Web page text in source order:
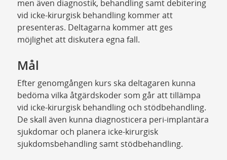
men även diagnostik, behandling samt debitering
vid icke-kirurgisk behandling kommer att
presenteras. Deltagarna kommer att ges
möjlighet att diskutera egna fall.
Mål
Efter genomgången kurs ska deltagaren kunna
bedöma vilka åtgärdskoder som går att tillämpa
vid icke-kirurgisk behandling och stödbehandling.
De skall även kunna diagnosticera peri-implantära
sjukdomar och planera icke-kirurgisk
sjukdomsbehandling samt stödbehandling.